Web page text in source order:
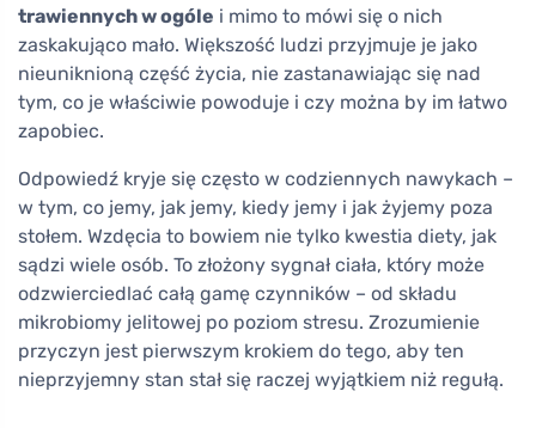
trawiennych w ogóle i mimo to mówi się o nich
zaskakująco mało. Większość ludzi przyjmuje je jako
nieuniknioną część życia, nie zastanawiając się nad
tym, co je właściwie powoduje i czy można by im łatwo
zapobiec.
Odpowiedź kryje się często w codziennych nawykach –
w tym, co jemy, jak jemy, kiedy jemy i jak żyjemy poza
stołem. Wzdęcia to bowiem nie tylko kwestia diety, jak
sądzi wiele osób. To złożony sygnał ciała, który może
odzwierciedlać całą gamę czynników – od składu
mikrobiomy jelitowej po poziom stresu. Zrozumienie
przyczyn jest pierwszym krokiem do tego, aby ten
nieprzyjemny stan stał się raczej wyjątkiem niż regułą.